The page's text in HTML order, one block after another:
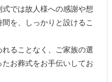
では故人様への感謝や想
を、しっかりと設けるこ
ることなく、ご家族の選
お葬式をお手伝いしてお